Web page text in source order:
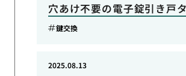
穴あけ不要の電子錠引き戸
鍵交換
2025.08.13